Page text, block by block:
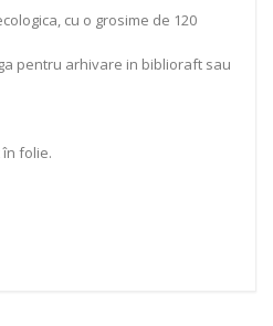
cu o grosime de 120
pentru arhivare in biblioraft sau
folie.